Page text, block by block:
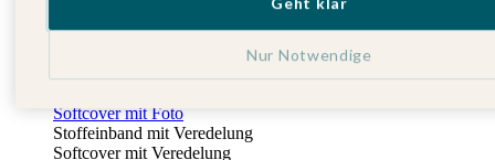
Fotohalter
Softcover mit Foto
Stoffeinband mit Veredelung
Softcover mit Veredelung
Nur Notwendige